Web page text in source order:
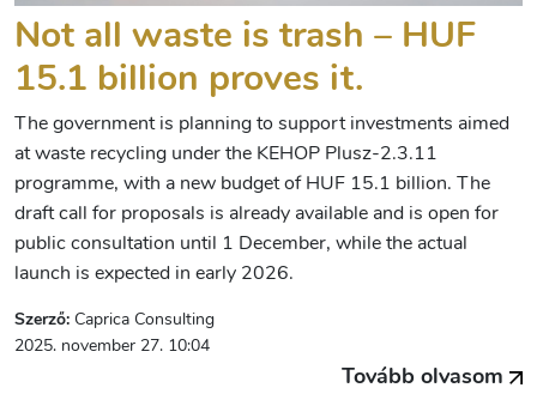
Not all waste is trash – HUF
15.1 billion proves it.
The government is planning to support investments aimed
at waste recycling under the KEHOP Plusz-2.3.11
programme, with a new budget of HUF 15.1 billion. The
draft call for proposals is already available and is open for
public consultation until 1 December, while the actual
launch is expected in early 2026.
Szerző: Caprica Consulting
2025. november 27. 10:04
Tovább olvasom